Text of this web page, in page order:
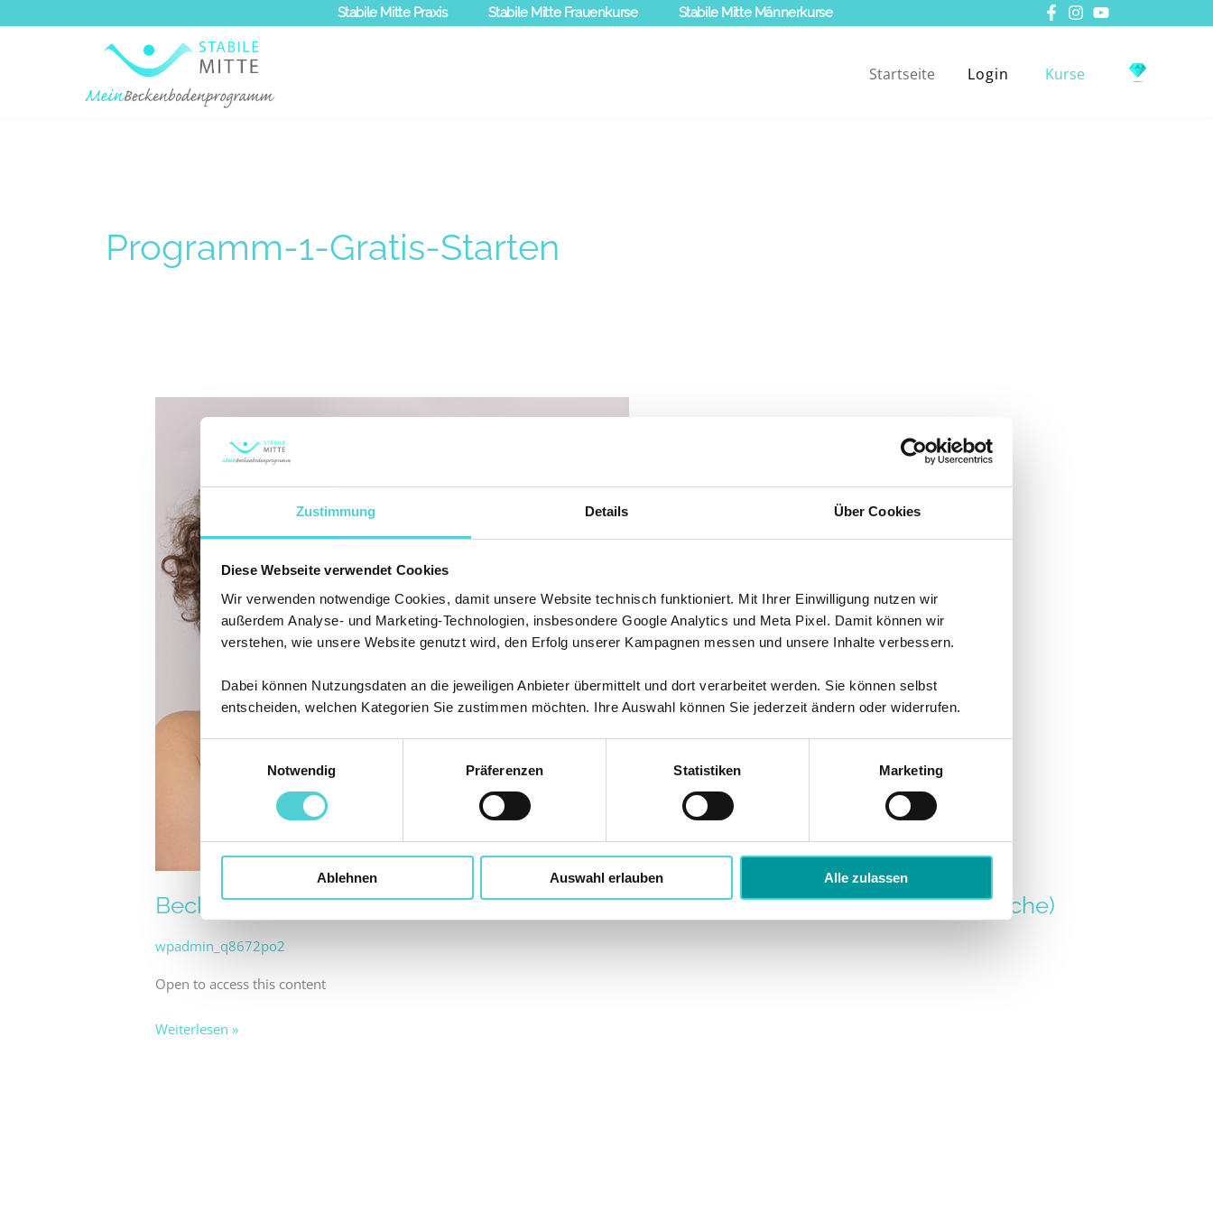
Zustimmung Details Über Cookies
Diese Webseite verwendet Cookies
Wir verwenden notwendige Cookies, damit unsere Website technisch funktioniert. Mit Ihrer Einwilligung nutzen wir
außerdem Analyse- und Marketing-Technologien, insbesondere Google Analytics und Meta Pixel. Damit können wir
verstehen, wie unsere Website genutzt wird, den Erfolg unserer Kampagnen messen und unsere Inhalte verbessern.
Dabei können Nutzungsdaten an die jeweiligen Anbieter übermittelt und dort verarbeitet werden. Sie können selbst
entscheiden, welchen Kategorien Sie zustimmen möchten. Ihre Auswahl können Sie jederzeit ändern oder widerrufen.
Notwendig
Präferenzen Statistiken Marketing
Ablehnen Auswahl erlauben Alle zulassen
Stabile Mitte Praxis Stabile Mitte Frauenkurse Stabile Mitte Männerkurse
Startseite Login Kurse
Programm-1-Gratis-Starten
Beckenbodentraining: „Tschüss Blasen- und Beckenbodenschwäche“ (Probewoche)
wpadmin_q8672po2
Open to access this content
Beckenbodenschwäche“
(Probewoche)
Weiterlesen »